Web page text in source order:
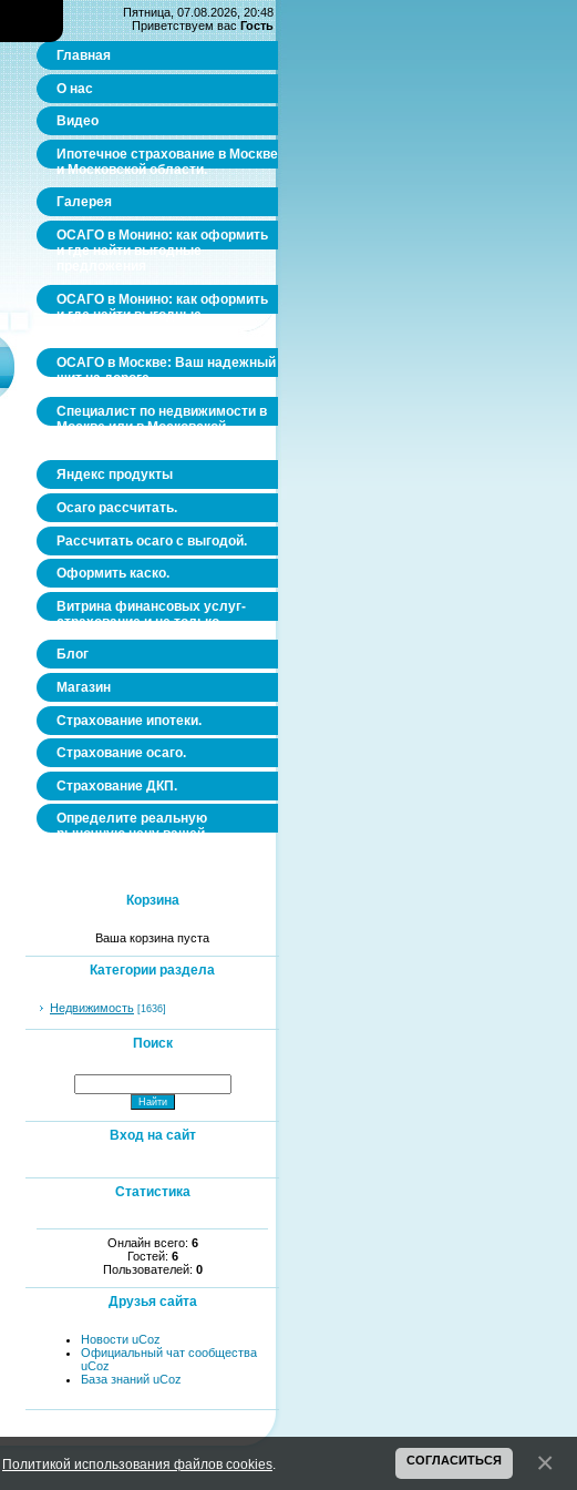
Пятница, 07.08.2026, 20:48
Приветствуем вас Гость
Главная
О нас
Видео
Ипотечное страхование в Москве
и Московской области.
Галерея
ОСАГО в Монино: как оформить
и где найти выгодные
ОСАГО в Монино: как оформить
и где найти выгодные
ОСАГО в Москве: Ваш надежный
щит на дороге
Специалист по недвижимости в
Москве или в Московской
Яндекс продукты
Осаго рассчитать.
Рассчитать осаго с выгодой.
Оформить каско.
Витрина финансовых услуг-
страхование и не только.
Блог
Магазин
Страхование ипотеки.
Страхование осаго.
Страхование ДКП.
Определите реальную
рыночную цену вашей
Корзина
Ваша корзина пуста
Категории раздела
Недвижимость [1636]
Поиск
Вход на сайт
Статистика
Онлайн всего: 6
Гостей: 6
Пользователей: 0
Друзья сайта
Новости uCoz
Официальный чат сообщества
uCoz
База знаний uCoz
Политикой использования файлов cookies СОГЛАСИТЬСЯ